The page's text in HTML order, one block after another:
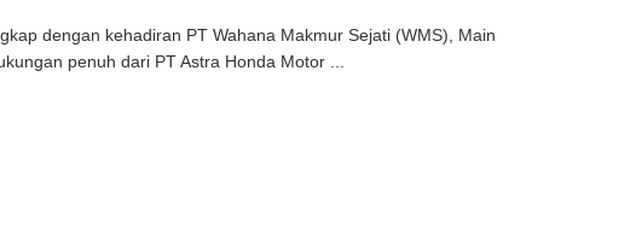
dengan kehadiran PT Wahana Makmur Sejati (WMS), Main
penuh dari PT Astra Honda Motor ...